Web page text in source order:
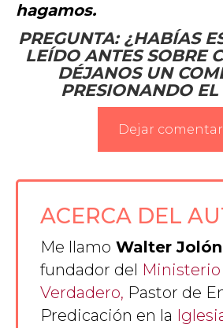
hagamos.
PREGUNTA: ¿HABÍAS
LEÍDO ANTES SOBRE
DÉJANOS UN
PRESIONANDO
Dejar
ACERCA DEL
Me llamo Walter
fundador del
Verdadero, Pastor de
Predicación en la